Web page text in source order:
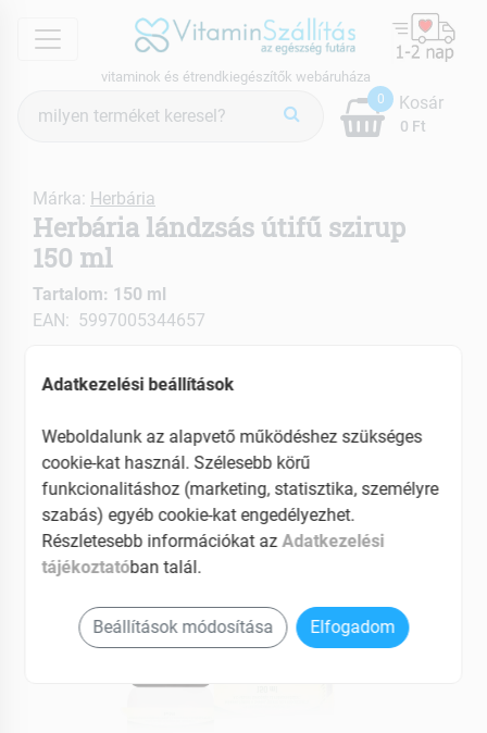
menu
vitaminok és étrendkiegészítők webáruháza
keresés
0
0 Ft
Kosár
Márka: Herbária
Herbária lándzsás útifű szirup
150 ml
Tartalom: 150 ml
EAN: 5997005344657
Adatkezelési beállítások
Weboldalunk az alapvető működéshez szükséges
cookie-kat használ. Szélesebb körű
funkcionalitáshoz (marketing, statisztika, személyre
szabás) egyéb cookie-kat engedélyezhet.
Részletesebb információkat azAdatkezelési
tájékoztatóban talál.
Beállítások módosítása Elfogadom